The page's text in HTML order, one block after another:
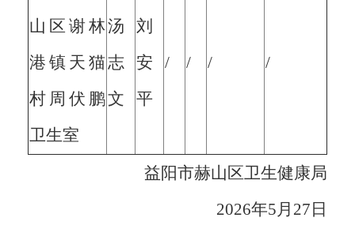
山区谢林
港镇天猫
村周伏鹏
卫生室
汤
志
文
刘
安
平
/ / / /
益阳市赫山区卫生健康局
2026年5月27日